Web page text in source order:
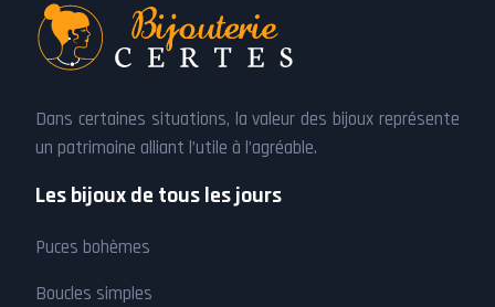
Dans certaines situations, la valeur des bijoux représente
un patrimoine alliant l’utile à l’agréable.
Les bijoux de tous les jours
Puces bohèmes
Boucles simples